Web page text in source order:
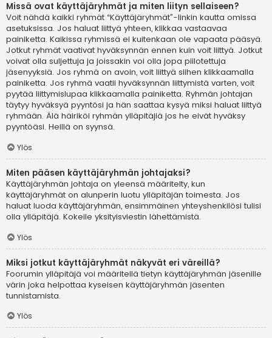
Missä ovat käyttäjäryhmät ja miten liityn sellaiseen?
Voit nähdä kaikki ryhmät “Käyttäjäryhmät”-linkin kautta omissa
asetuksissa. Jos haluat liittyä yhteen, klikkaa vastaavaa
painiketta. Kaikissa ryhmissä ei kuitenkaan ole vapaata pääsyä.
Jotkut ryhmät vaativat hyväksynnän ennen kuin voit liittyä. Jotkut
voivat olla suljettuja ja joissakin voi olla jopa piilotettuja
jäsenyyksiä. Jos ryhmä on avoin, voit liittyä siihen klikkaamalla
painiketta. Jos ryhmä vaatii hyväksynnän liittymistä varten, voit
pyytää liittymislupaa klikkaamalla painiketta. Ryhmän johtajan
täytyy hyväksyä pyyntösi ja hän saattaa kysyä miksi haluat liittyä
ryhmään. Älä häiriköi ryhmän ylläpitäjiä jos he eivät hyväksy
pyyntöäsi. Heillä on syynsä.
Ylös
Miten pääsen käyttäjäryhmän johtajaksi?
Käyttäjäryhmän johtaja on yleensä määritelty, kun
käyttäjäryhmät on alunperin luotu ylläpitäjän toimesta. Jos
haluat luoda käyttäjäryhmän, ensimmäinen yhteyshenkilösi tulisi
olla ylläpitäjä. Kokeile yksityisviestin lähettämistä.
Ylös
Miksi jotkut käyttäjäryhmät näkyvät eri väreillä?
Foorumin ylläpitäjä voi määritellä tietyn käyttäjäryhmän jäsenille
värin joka helpottaa kyseisen käyttäjäryhmän jäsenten
tunnistamista.
Ylös